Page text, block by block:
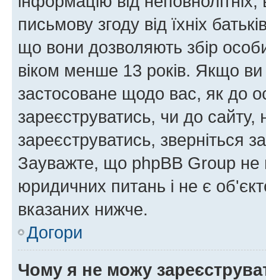
письмову згоду від їхніх
що вони дозволяють збір
віком менше 13 років. Якщо
застосоване щодо вас, як до
зареєструватись, чи до
зареєструватись, зверніться
Зауважте, що phpBB Group не
юридичних питань і не є
вказаних нижче.
Догори
Чому я не можу